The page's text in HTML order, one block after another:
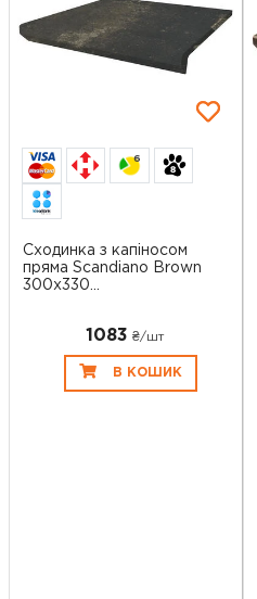
6
Сходинка з капіносом
пряма Scandiano Brown
300x330...
1083 ₴/шт
В КОШИК